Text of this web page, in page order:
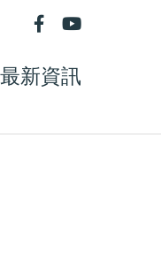
最新資訊